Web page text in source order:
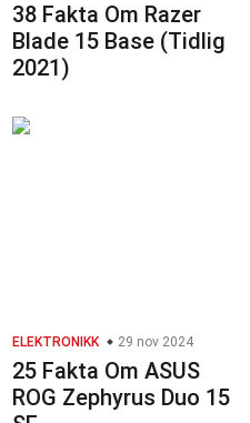
38 Fakta Om Razer
Blade 15 Base (Tidlig
2021)
ELEKTRONIKK 29 nov 2024
25 Fakta Om ASUS
ROG Zephyrus Duo 15